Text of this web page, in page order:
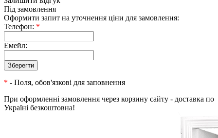
Під замовлення
Оформити запит на уточнення ціни для замовлення:
Телефон: *
Емейл:
* - Поля, обов'язкові для заповнення
При оформленні замовлення через корзину сайту - доставка по
Україні безкоштовна!